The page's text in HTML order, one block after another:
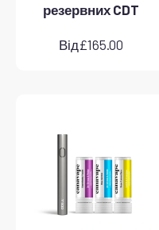
резервних CDT
Від£165.00